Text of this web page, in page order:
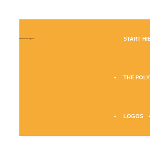
Moreno Maugliani START
THE
LOGOS